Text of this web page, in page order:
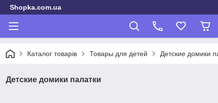
Shopka.com.ua
Каталог товарів Товары для детей Детские домики
Детские домики палатки